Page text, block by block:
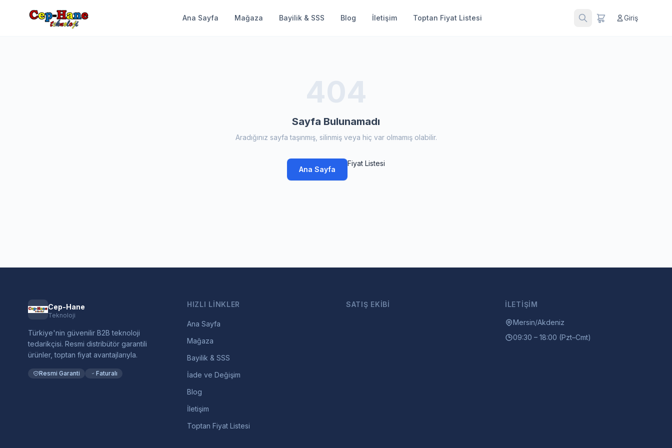
Ana Sayfa Mağaza Bayilik & SSS Blog İletişim Toptan Fiyat Listesi Giriş
404
Sayfa Bulunamadı
Aradığınız sayfa taşınmış, silinmiş veya hiç var olmamış olabilir.
Ana Sayfa
Fiyat Listesi
Cep-Hane
Teknoloji
Türkiye'nin güvenilir B2B teknoloji
tedarikçisi. Resmi distribütör garantili
ürünler, toptan fiyat avantajlarıyla.
Resmi Garanti Faturalı
HIZLI LINKLER
Ana Sayfa
Mağaza
Bayilik & SSS
İade ve Değişim
Blog
İletişim
Toptan Fiyat Listesi
SATIŞ EKIBI İLETIŞIM
Mersin/Akdeniz
09:30 – 18:00 (Pzt–Cmt)